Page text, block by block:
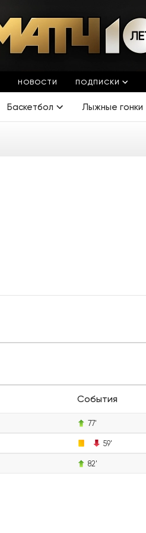
НОВОСТИ ПОДПИСКИ
Баскетбол Лыжные гонки
События
77'
59'
82'